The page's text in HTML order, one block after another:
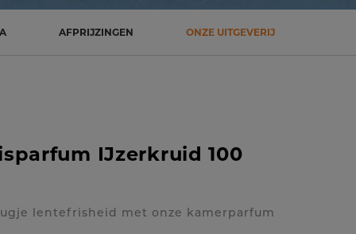
AFPRIJZINGEN ONZE UITGEVERIJ
IJzerkruid 100
lentefrisheid met onze kamerparfum